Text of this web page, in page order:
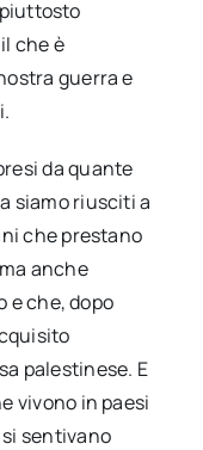
che è
guerra e
da quante
siamo riusciti a
che prestano
anche
e che, dopo
palestinese. E
vivono in paesi
sentivano